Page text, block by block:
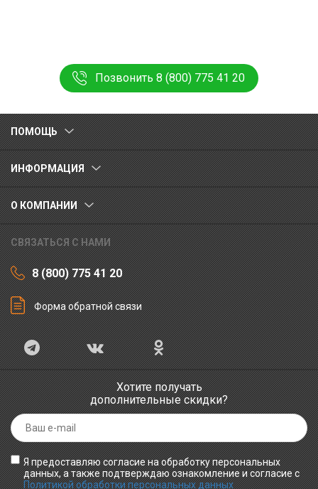
Позвонить 8 (800) 775 41 20
ПОМОЩЬ
ИНФОРМАЦИЯ
О КОМПАНИИ
СВЯЗАТЬСЯ С НАМИ
8 (800) 775 41 20
Форма обратной связи
Хотите получать
дополнительные скидки?
Я предоставляю согласие на обработку персональных
данных, а также подтверждаю ознакомление и согласие с
Политикой обработки персональных данных